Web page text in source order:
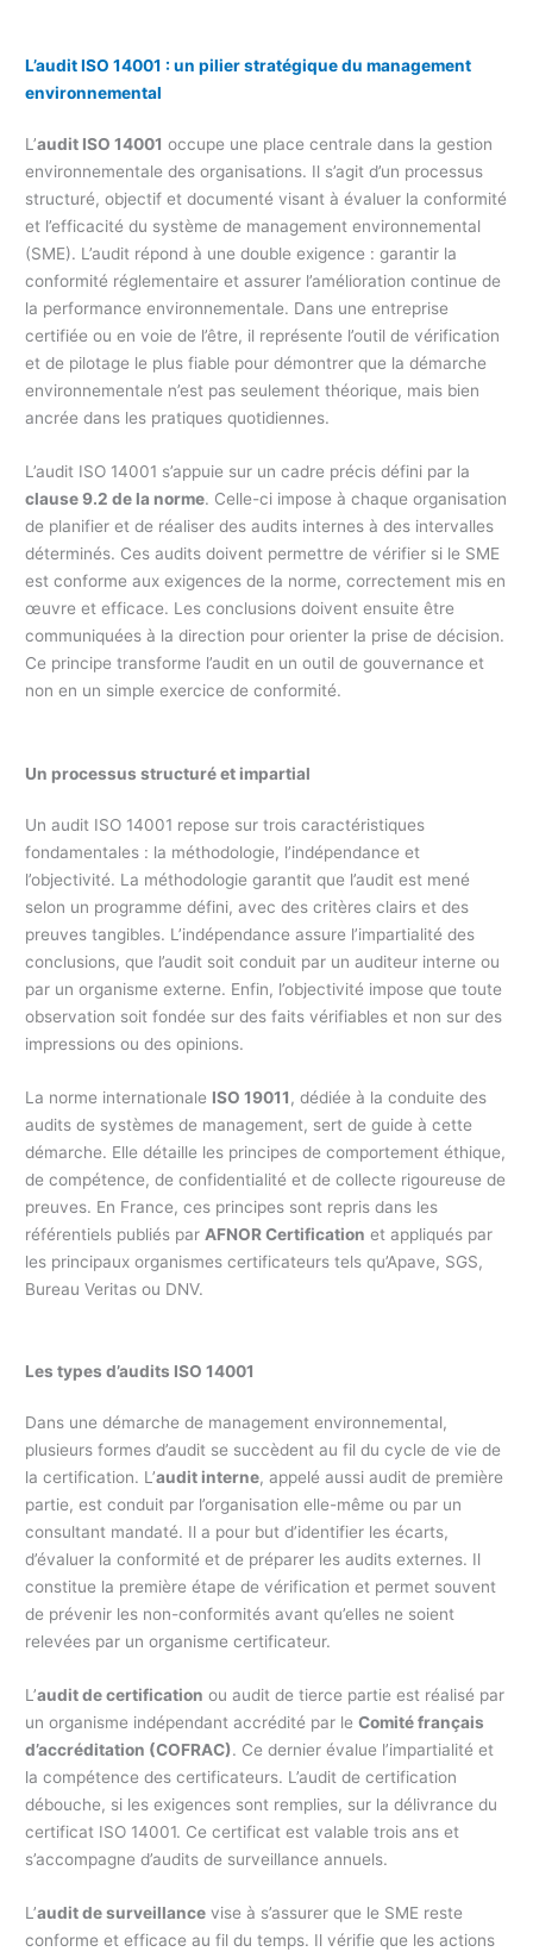
L’audit ISO 14001 : un pilier stratégique du management
environnemental
L’audit ISO 14001 occupe une place centrale dans la gestion
environnementale des organisations. Il s’agit d’un processus
structuré, objectif et documenté visant à évaluer la conformité
et l’efficacité du système de management environnemental
(SME). L’audit répond à une double exigence : garantir la
conformité réglementaire et assurer l’amélioration continue de
la performance environnementale. Dans une entreprise
certifiée ou en voie de l’être, il représente l’outil de vérification
et de pilotage le plus fiable pour démontrer que la démarche
environnementale n’est pas seulement théorique, mais bien
ancrée dans les pratiques quotidiennes.
L’audit ISO 14001 s’appuie sur un cadre précis défini par la
clause 9.2 de la norme. Celle-ci impose à chaque organisation
de planifier et de réaliser des audits internes à des intervalles
déterminés. Ces audits doivent permettre de vérifier si le SME
est conforme aux exigences de la norme, correctement mis en
œuvre et efficace. Les conclusions doivent ensuite être
communiquées à la direction pour orienter la prise de décision.
Ce principe transforme l’audit en un outil de gouvernance et
non en un simple exercice de conformité.
Un processus structuré et impartial
Un audit ISO 14001 repose sur trois caractéristiques
fondamentales : la méthodologie, l’indépendance et
l’objectivité. La méthodologie garantit que l’audit est mené
selon un programme défini, avec des critères clairs et des
preuves tangibles. L’indépendance assure l’impartialité des
conclusions, que l’audit soit conduit par un auditeur interne ou
par un organisme externe. Enfin, l’objectivité impose que toute
observation soit fondée sur des faits vérifiables et non sur des
impressions ou des opinions.
La norme internationale ISO 19011 , dédiée à la conduite des
audits de systèmes de management, sert de guide à cette
démarche. Elle détaille les principes de comportement éthique,
de compétence, de confidentialité et de collecte rigoureuse de
preuves. En France, ces principes sont repris dans les
référentiels publiés par AFNOR Certification et appliqués par
les principaux organismes certificateurs tels qu’Apave, SGS,
Bureau Veritas ou DNV.
Les types d’audits ISO 14001
Dans une démarche de management environnemental,
plusieurs formes d’audit se succèdent au fil du cycle de vie de
la certification. L’audit interne, appelé aussi audit de première
partie, est conduit par l’organisation elle-même ou par un
consultant mandaté. Il a pour but d’identifier les écarts,
d’évaluer la conformité et de préparer les audits externes. Il
constitue la première étape de vérification et permet souvent
de prévenir les non-conformités avant qu’elles ne soient
relevées par un organisme certificateur.
L’audit de certification ou audit de tierce partie est réalisé par
un organisme indépendant accrédité par leComité français
d’accréditation (COFRAC). Ce dernier évalue l’impartialité et
la compétence des certificateurs. L’audit de certification
débouche, si les exigences sont remplies, sur la délivrance du
certificat ISO 14001. Ce certificat est valable trois ans et
s’accompagne d’audits de surveillance annuels.
L’audit de surveillance vise à s’assurer que le SME reste
conforme et efficace au fil du temps. Il vérifie que les actions